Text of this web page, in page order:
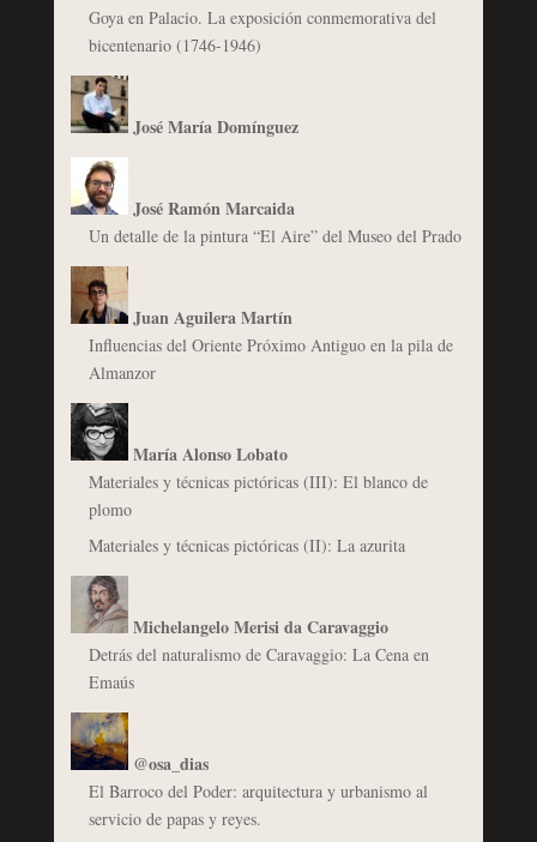
Goya en Palacio. La exposición conmemorativa del
bicentenario (1746-1946)
José María Domínguez
José Ramón Marcaida
Un detalle de la pintura “El Aire” del Museo del Prado
Juan Aguilera Martín
Influencias del Oriente Próximo Antiguo en la pila de
Almanzor
María Alonso Lobato
Materiales y técnicas pictóricas (III): El blanco de
plomo
Materiales y técnicas pictóricas (II): La azurita
Michelangelo Merisi da Caravaggio
Detrás del naturalismo de Caravaggio: La Cena en
Emaús
@osa_dias
El Barroco del Poder: arquitectura y urbanismo al
servicio de papas y reyes.